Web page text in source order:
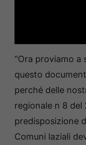
“Ora proviamo a
questo
perché delle
regionale n 8
predisposizione
Comuni laziali